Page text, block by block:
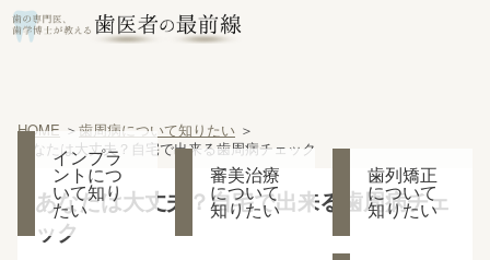
インプラ
ントにつ
いて知り
たい
審美治療
について
知りたい
歯列矯正
について
知りたい
HOME
歯周病について知りたい
あなたは大丈夫？自宅で出来る歯周病チェック
あなたは大丈夫？自宅で出来る歯周病チェ
ック